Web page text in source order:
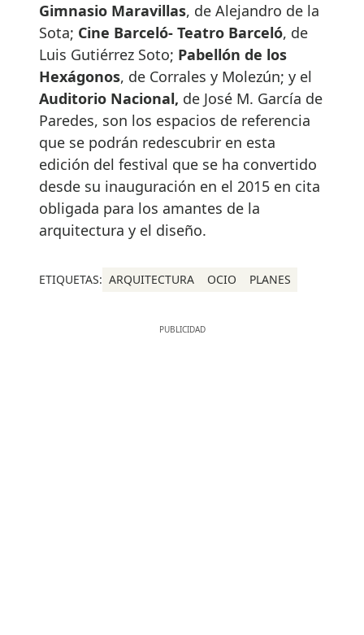
Gimnasio Maravillas, de Alejandro de la
Sota; Cine Barceló- Teatro Barceló, de
Luis Gutiérrez Soto; Pabellón de los
Hexágonos, de Corrales y Molezún; y el
Auditorio Nacional, de José M. García de
Paredes, son los espacios de referencia
que se podrán redescubrir en esta
edición del festival que se ha convertido
desde su inauguración en el 2015 en cita
obligada para los amantes de la
arquitectura y el diseño.
ETIQUETAS: ARQUITECTURA OCIO PLANES